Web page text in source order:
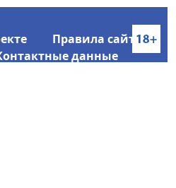
Правила сайта
данные